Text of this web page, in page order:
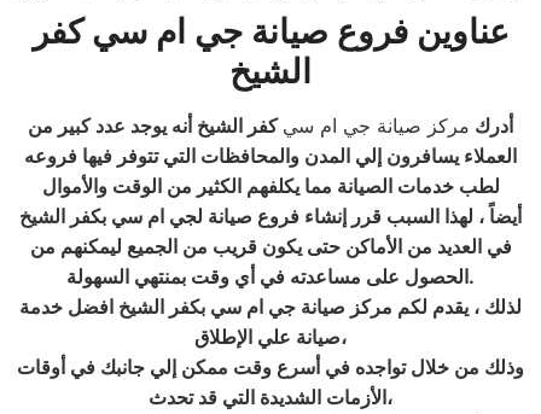
عناوين فروع صيانة جي ام سيكفر
الشيخ
أدرك مركز صيانة جي ام سي كفر الشيخ أنه يوجد عدد كبير من
العملاء يسافرون إلي المدن والمحافظات التي تتوفر فيها فروعه
لطب خدمات الصيانة مما يكلفهم الكثير من الوقت والأموال
أيضاً ، لهذا السبب قرر إنشاء فروع صيانة لجي ام سي بكفر الشيخ
في العديد من الأماكن حتى يكون قريب من الجميع ليمكنهم من
الحصول على مساعدته في أي وقت بمنتهي السهولة.
لذلك ، يقدم لكم مركز صيانة جي ام سي بكفر الشيخ افضل خدمة
صيانة علي الإطلاق،
وذلك من خلال تواجده في أسرع وقت ممكن إلي جانبك في أوقات
الأزمات الشديدة التي قد تحدث،